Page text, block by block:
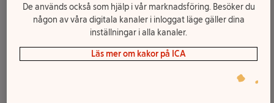
CHATTA? FÅ SNABBT SVAR AV VÅR
HJÄLPROBOT.
De används också som hjälp i vår marknadsföring. Besöker du
någon av våra digitala kanaler i inloggat läge gäller dina
inställningar i alla kanaler.
Läs mer om kakor på ICA